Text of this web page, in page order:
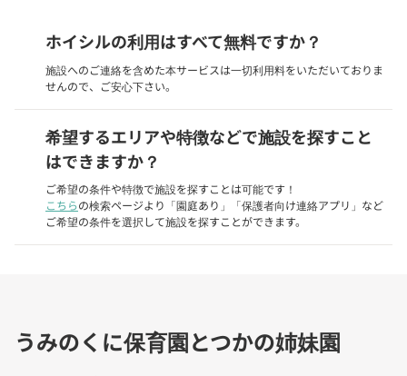
ホイシルの利用はすべて無料ですか？
施設へのご連絡を含めた本サービスは一切利用料をいただいておりま
せんので、ご安心下さい。
希望するエリアや特徴などで施設を探すこと
はできますか？
ご希望の条件や特徴で施設を探すことは可能です！
こちらの検索ページより「園庭あり」「保護者向け連絡アプリ」など
ご希望の条件を選択して施設を探すことができます。
うみのくに保育園とつかの姉妹園